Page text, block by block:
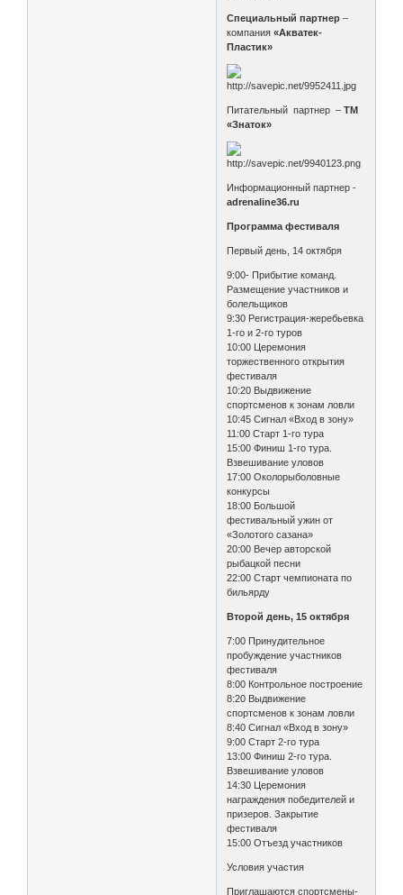
Специальный партнер –
компания«Акватек-
Пластик»
Питательный партнер –ТМ
«Знаток»
Информационный партнер -
adrenaline36.ru
Программа фестиваля
Первый день, 14 октября
9:00- Прибытие команд.
Размещение участников и
болельщиков
9:30 Регистрация-жеребьевка
1-го и 2-го туров
10:00 Церемония
торжественного открытия
фестиваля
10:20 Выдвижение
спортсменов к зонам ловли
10:45 Сигнал «Вход в зону»
11:00 Старт 1-го тура
15:00 Финиш 1-го тура.
Взвешивание уловов
17:00 Околорыболовные
конкурсы
18:00 Большой
фестивальный ужин от
«Золотого сазана»
20:00 Вечер авторской
рыбацкой песни
22:00 Старт чемпионата по
бильярду
Второй день, 15 октября
7:00 Принудительное
пробуждение участников
фестиваля
8:00 Контрольное построение
8:20 Выдвижение
спортсменов к зонам ловли
8:40 Сигнал «Вход в зону»
9:00 Старт 2-го тура
13:00 Финиш 2-го тура.
Взвешивание уловов
14:30 Церемония
награждения победителей и
призеров. Закрытие
фестиваля
15:00 Отъезд участников
Условия участия
Приглашаются спортсмены-